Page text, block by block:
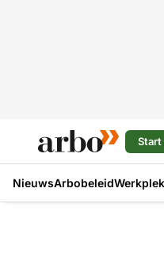
NieuwsArbobeleidWerkplek